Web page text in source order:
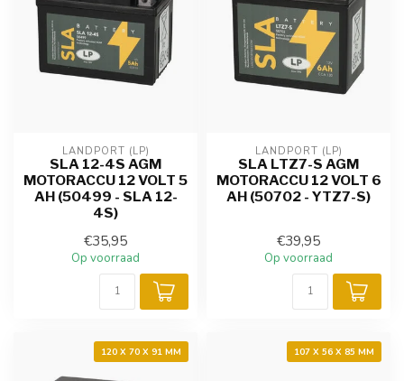
LANDPORT (LP)
SLA 12-4S AGM
MOTORACCU 12 VOLT 5
AH (50499 - SLA 12-
4S)
€35,95
Op voorraad
LANDPORT (LP)
SLA LTZ7-S AGM
MOTORACCU 12 VOLT 6
AH (50702 - YTZ7-S)
€39,95
Op voorraad
120 X 70 X 91 MM 107 X 56 X 85 MM